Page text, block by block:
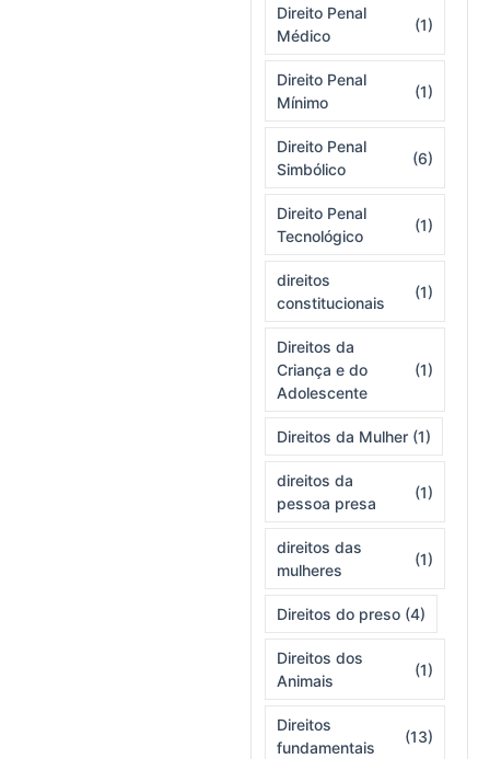
Direito Penal
Médico
(1)
Direito Penal
Mínimo
(1)
Direito Penal
Simbólico
(6)
Direito Penal
Tecnológico
(1)
direitos
constitucionais
(1)
Direitos da
Criança e do
Adolescente
(1)
Direitos da Mulher (1)
direitos da
pessoa presa
(1)
direitos das
mulheres
(1)
Direitos do preso (4)
Direitos dos
Animais
(1)
Direitos
fundamentais
(13)